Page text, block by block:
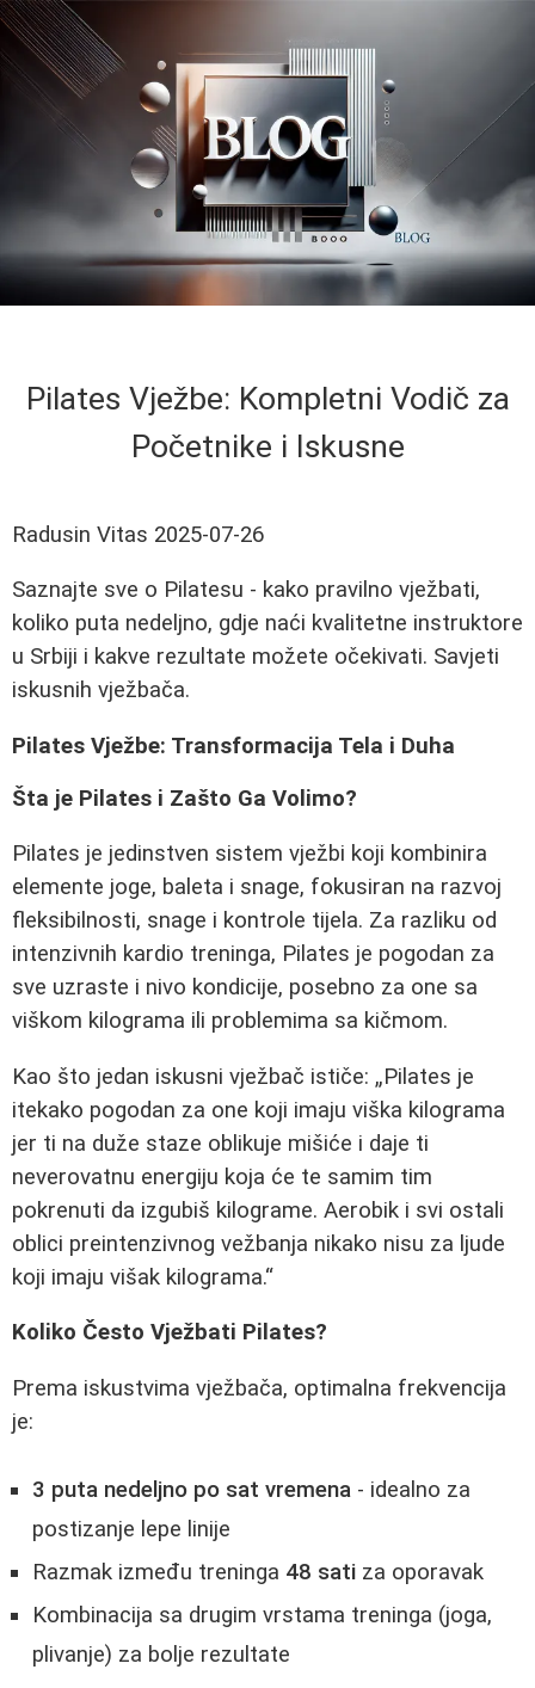
Pilates Vježbe: Kompletni Vodič za
Početnike i Iskusne
Radusin Vitas 2025-07-26
Saznajte sve o Pilatesu - kako pravilno vježbati,
koliko puta nedeljno, gdje naći kvalitetne instruktore
u Srbiji i kakve rezultate možete očekivati. Savjeti
iskusnih vježbača.
Pilates Vježbe: Transformacija Tela i Duha
Šta je Pilates i Zašto Ga Volimo?
Pilates je jedinstven sistem vježbi koji kombinira
elemente joge, baleta i snage, fokusiran na razvoj
fleksibilnosti, snage i kontrole tijela. Za razliku od
intenzivnih kardio treninga, Pilates je pogodan za
sve uzraste i nivo kondicije, posebno za one sa
viškom kilograma ili problemima sa kičmom.
Kao što jedan iskusni vježbač ističe:
Pilates je
itekako pogodan za one koji imaju viška kilograma
jer ti na duže staze oblikuje mišiće i daje ti
neverovatnu energiju koja će te samim tim
pokrenuti da izgubiš kilograme. Aerobik i svi ostali
oblici preintenzivnog vežbanja nikako nisu za ljude
koji imaju višak kilograma.
Koliko Često Vježbati Pilates?
Prema iskustvima vježbača, optimalna frekvencija
je:
3 puta nedeljno po sat vremena - idealno za
postizanje lepe linije
Razmak između treninga 48 sati za oporavak
Kombinacija sa drugim vrstama treninga (joga,
plivanje) za bolje rezultate